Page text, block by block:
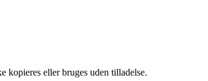
kopieres eller bruges uden tilladelse.